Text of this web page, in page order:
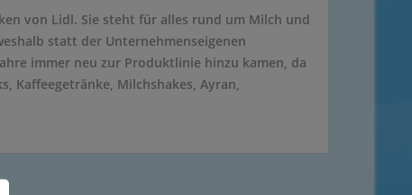
von Lidl. Sie steht für alles rund um Milch und
statt der Unternehmenseigenen
immer neu zur Produktlinie hinzu kamen, da
Kaffeegetränke, Milchshakes, Ayran,